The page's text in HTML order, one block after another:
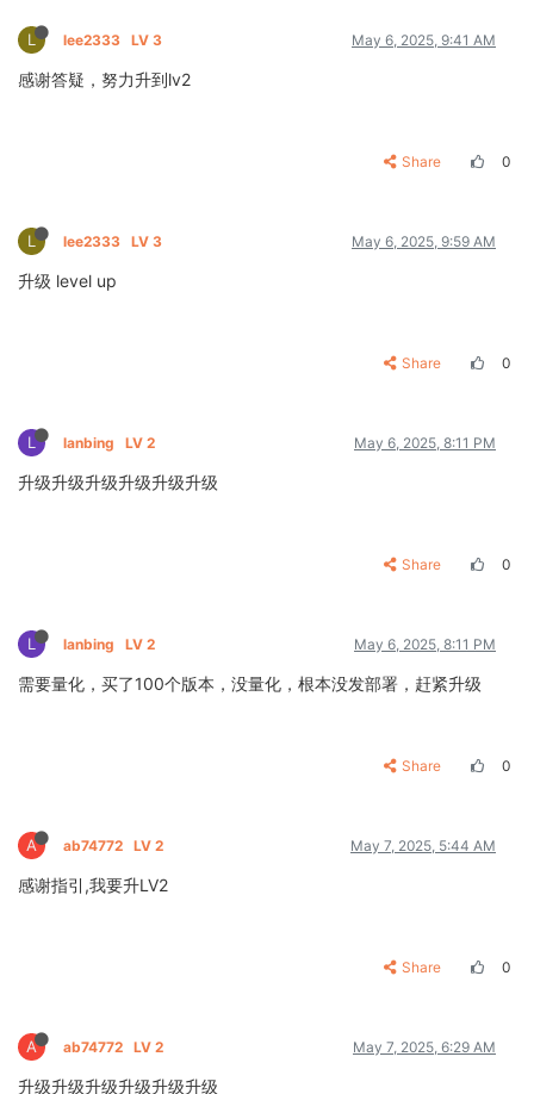
L lee2333 LV 3 May 6, 2025, 9:41 AM
感谢答疑，努力升到lv2
Share 0
L lee2333 LV 3 May 6, 2025, 9:59 AM
升级 level up
Share 0
L lanbing LV 2 May 6, 2025, 8:11 PM
升级升级升级升级升级升级
Share 0
L lanbing LV 2 May 6, 2025, 8:11 PM
需要量化，买了100个版本，没量化，根本没发部署，赶紧升级
Share 0
A ab74772 LV 2 May 7, 2025, 5:44 AM
感谢指引,我要升LV2
Share 0
A ab74772 LV 2 May 7, 2025, 6:29 AM
升级升级升级升级升级升级